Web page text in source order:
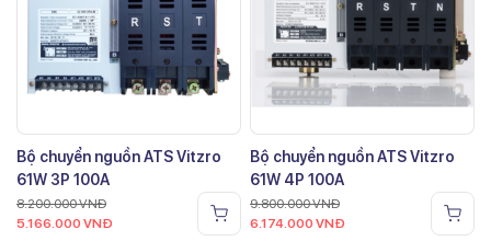
Bộ chuyển nguồn ATS Vitzro
61W 3P 100A
8.200.000VNĐ
5.166.000 VNĐ
Bộ chuyển nguồn ATS Vitzro
61W 4P 100A
9.800.000VNĐ
6.174.000 VNĐ